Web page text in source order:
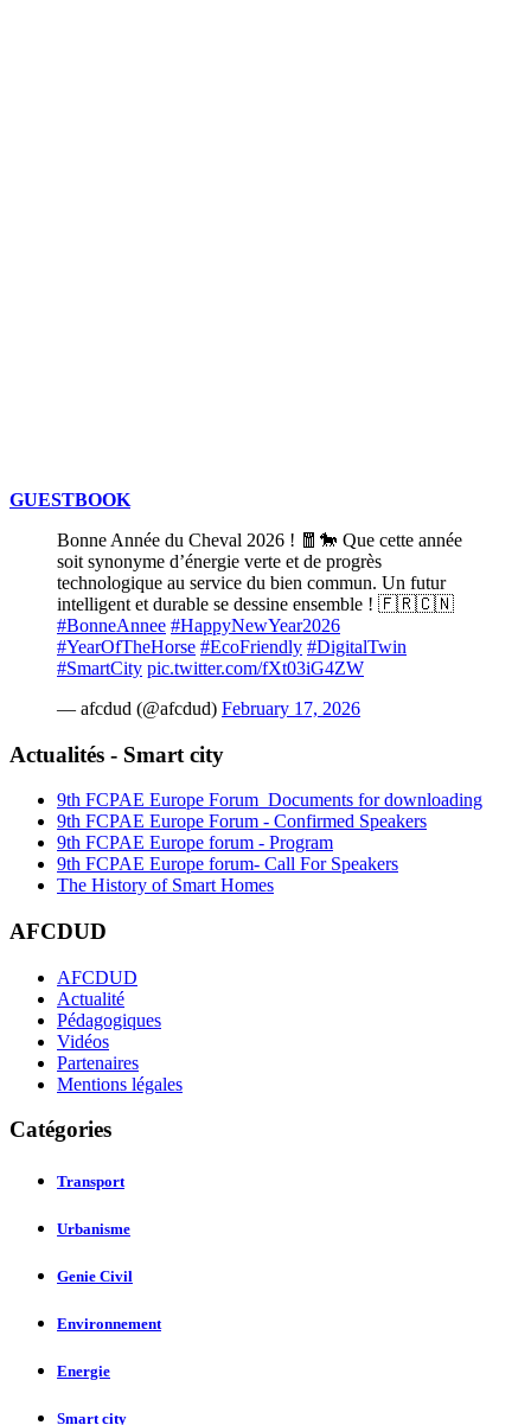
GUESTBOOK
Bonne Année du Cheval 2026 ! 🧧🐎 Que cette année
soit synonyme d’énergie verte et de progrès
technologique au service du bien commun. Un futur
intelligent et durable se dessine ensemble ! 🇫🇷🇨🇳
#BonneAnnee #HappyNewYear2026
#YearOfTheHorse #EcoFriendly #DigitalTwin
#SmartCity pic.twitter.com/fXt03iG4ZW
— afcdud (@afcdud) February 17, 2026
Actualités - Smart city
9th FCPAE Europe Forum_Documents for downloading
9th FCPAE Europe Forum - Confirmed Speakers
9th FCPAE Europe forum - Program
9th FCPAE Europe forum- Call For Speakers
The History of Smart Homes
AFCDUD
AFCDUD
Actualité
Pédagogiques
Vidéos
Partenaires
Mentions légales
Catégories
Transport
Urbanisme
Genie Civil
Environnement
Energie
Smart city